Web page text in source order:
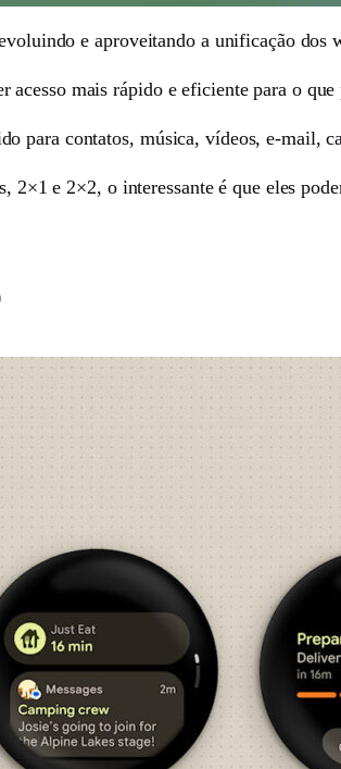
e aproveitando a unificação dos
mais rápido e eficiente para o que
para contatos, música, vídeos, e-mail,
e 2×2, o interessante é que eles